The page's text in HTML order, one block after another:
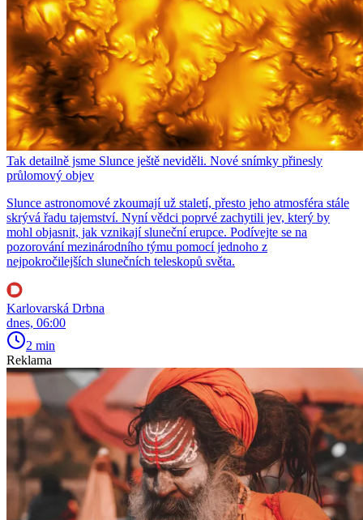
Tak detailně jsme Slunce ještě neviděli. Nové snímky přinesly
průlomový objev
Slunce astronomové zkoumají už staletí, přesto jeho atmosféra stále
skrývá řadu tajemství. Nyní vědci poprvé zachytili jev, který by
mohl objasnit, jak vznikají sluneční erupce. Podívejte se na
pozorování mezinárodního týmu pomocí jednoho z
nejpokročilejších slunečních teleskopů světa.
Karlovarská Drbna
dnes, 06:00
2 min
Reklama